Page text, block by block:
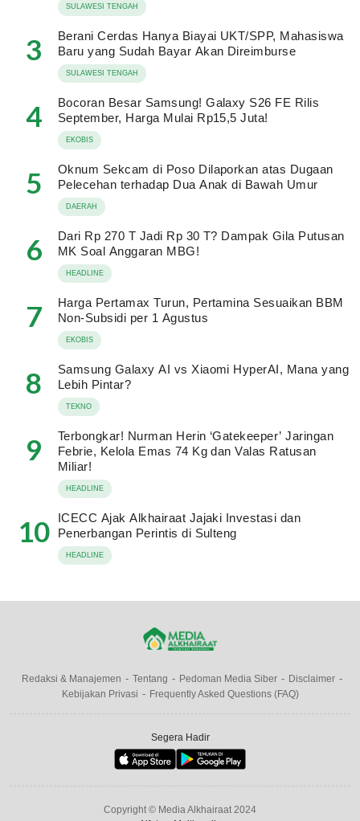
SULAWESI TENGAH
3
Berani Cerdas Hanya Biayai UKT/SPP, Mahasiswa
Baru yang Sudah Bayar Akan Direimburse
SULAWESI TENGAH
4
Bocoran Besar Samsung! Galaxy S26 FE Rilis
September, Harga Mulai Rp15,5 Juta!
EKOBIS
5
Oknum Sekcam di Poso Dilaporkan atas Dugaan
Pelecehan terhadap Dua Anak di Bawah Umur
DAERAH
6
Dari Rp 270 T Jadi Rp 30 T? Dampak Gila Putusan
MK Soal Anggaran MBG!
HEADLINE
7
Harga Pertamax Turun, Pertamina Sesuaikan BBM
Non-Subsidi per 1 Agustus
EKOBIS
8
Samsung Galaxy AI vs Xiaomi HyperAI, Mana yang
Lebih Pintar?
TEKNO
9
Terbongkar! Nurman Herin ‘Gatekeeper’ Jaringan
Febrie, Kelola Emas 74 Kg dan Valas Ratusan
Miliar!
HEADLINE
10
ICECC Ajak Alkhairaat Jajaki Investasi dan
Penerbangan Perintis di Sulteng
HEADLINE
Redaksi & Manajemen Tentang Pedoman Media Siber
Disclaimer
Kebijakan Privasi
Frequently Asked Questions (FAQ)
Segera Hadir
Copyright © Media Alkhairaat 2024